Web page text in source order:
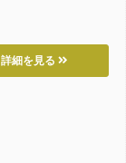
詳細を見る